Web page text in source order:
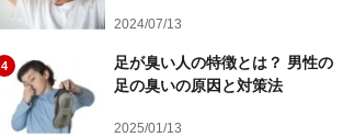
2024/07/13
4
足が臭い人の特徴とは？ 男性の
足の臭いの原因と対策法
2025/01/13